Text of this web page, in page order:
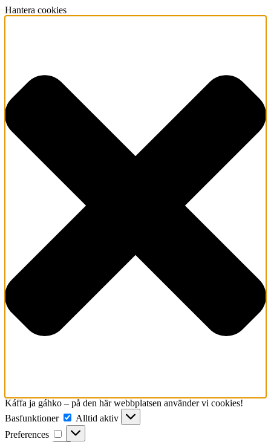
Hantera cookies
Káffa ja gáhko – på den här webbplatsen använder vi cookies!
Basfunktioner
Basfunktioner
Alltid aktiv
Preferences
Preferences